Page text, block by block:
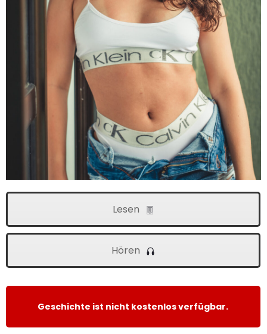
Lesen
Hören
Geschichte ist nicht kostenlos verfügbar.